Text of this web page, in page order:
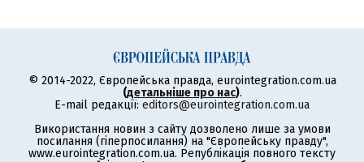
© 2014-2022, Європейська правда, eurointegration.com.ua
(детальніше про нас).
E-mail редакції: editors@eurointegration.com.ua
Використання новин з сайту дозволено лише за умови
посилання (гіперпосилання) на "Європейську правду",
www.eurointegration.com.ua. Републікація повного тексту